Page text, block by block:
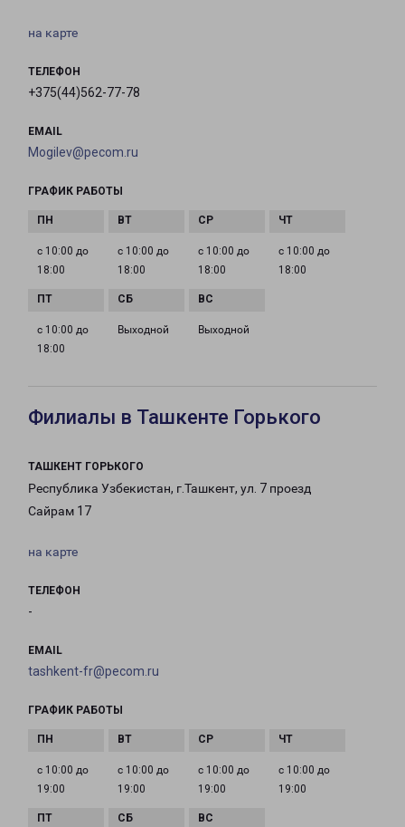
на карте
ТЕЛЕФОН
+375(44)562-77-78
EMAIL
Mogilev@pecom.ru
ГРАФИК РАБОТЫ
с 10:00 до
18:00
с 10:00 до
18:00
с 10:00 до
18:00
с 10:00 до
18:00
с 10:00 до
18:00
Выходной Выходной
Филиалы в Ташкенте Горького
ТАШКЕНТ ГОРЬКОГО
Республика Узбекистан, г.Ташкент, ул. 7 проезд
Сайрам 17
на карте
ТЕЛЕФОН
-
EMAIL
tashkent-fr@pecom.ru
ГРАФИК РАБОТЫ
с 10:00 до
19:00
с 10:00 до
19:00
с 10:00 до
19:00
с 10:00 до
19:00